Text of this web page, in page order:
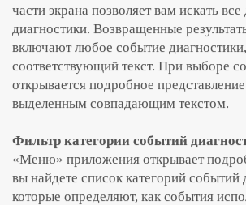
части экрана позволяет вам искать
диагностики. Возвращенные
включают любое событие
соответствующий текст. При выборе
открывается подробное
выделенным совпадающим текстом.
Фильтр категории событий
«Меню» приложения открывает
вы найдете список категорий событий
которые определяют, как события